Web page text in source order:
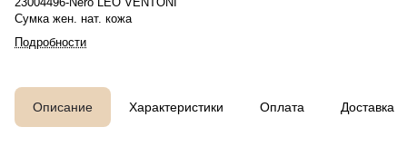
Сумка жен. нат. кожа
Подробности
Описание Характеристики Оплата Доставка